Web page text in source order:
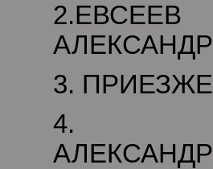
2.ЕВСЕЕВ
3.
4.